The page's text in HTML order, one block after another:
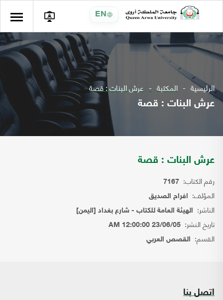
EN
الرئيسية المكتبة عرش البنات : قصة
عرش البنات : قصة
عرش البنات : قصة
رقم الكتاب: 7167
المؤلف: افراح الصديق
الناشر: الهيئة العامة للكتاب - شارع بغداد [اليمن]
تاريخ النشر: 23/06/05 12:00:00 AM
القسم: القصص العربي
اتصل بنا